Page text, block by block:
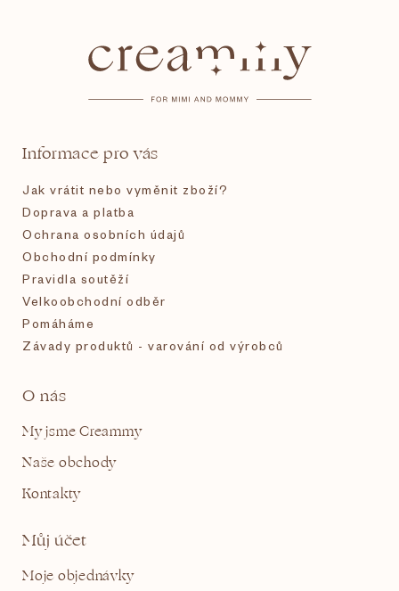
Informace pro vás
Jak vrátit nebo vyměnit zboží?
Doprava a platba
Ochrana osobních údajů
Obchodní podmínky
Pravidla soutěží
Velkoobchodní odběr
Pomáháme
Závady produktů - varování od výrobců
O nás
My jsme Creammy
Naše obchody
Kontakty
Můj účet
Moje objednávky